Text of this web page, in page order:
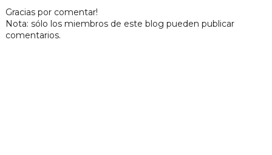
Gracias por comentar!
Nota: sólo los miembros de este blog pueden publicar
comentarios.